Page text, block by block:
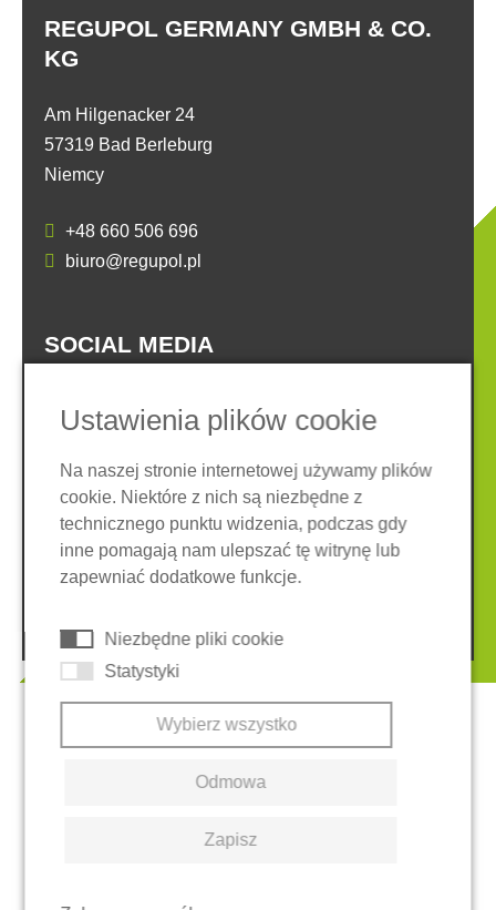
REGUPOL GERMANY GMBH & CO.
KG
Am Hilgenacker 24
57319 Bad Berleburg
Niemcy
+48 660 506 696
biuro@regupol.pl
SOCIAL MEDIA
Nota prawna
Ochrona danych
Ogólne warunki
System zgłaszania nieprawidłowości
Ciasteczka
Ustawienia plików cookie
Na naszej stronie internetowej używamy plików
cookie. Niektóre z nich są niezbędne z
technicznego punktu widzenia, podczas gdy
inne pomagają nam ulepszać tę witrynę lub
zapewniać dodatkowe funkcje.
Niezbędne pliki cookie
Statystyki
Wybierz wszystko
Odmowa
Zapisz